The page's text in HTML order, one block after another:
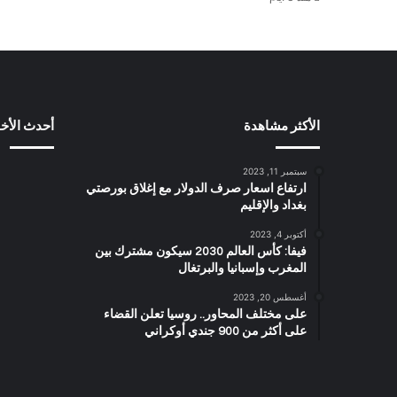
الأكثر مشاهدة
سبتمبر 11, 2023
ارتفاع اسعار صرف الدولار مع إغلاق بورصتي
بغداد والإقليم
أكتوبر 4, 2023
فيفا: كأس العالم 2030 سيكون مشترك بين
المغرب وإسبانيا والبرتغال
أغسطس 20, 2023
على مختلف المحاور.. روسيا تعلن القضاء
على أكثر من 900 جندي أوكراني
أحدث